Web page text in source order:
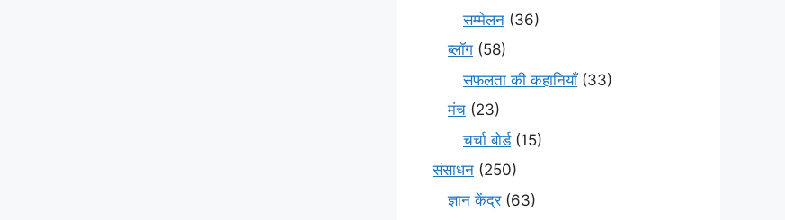
सम्मेलन (36)
ब्लॉग (58)
सफलता की कहानियाँ(33)
मंच (23)
चर्चा बोर्ड(15)
संसाधन (250)
ज्ञान केंद्र(63)